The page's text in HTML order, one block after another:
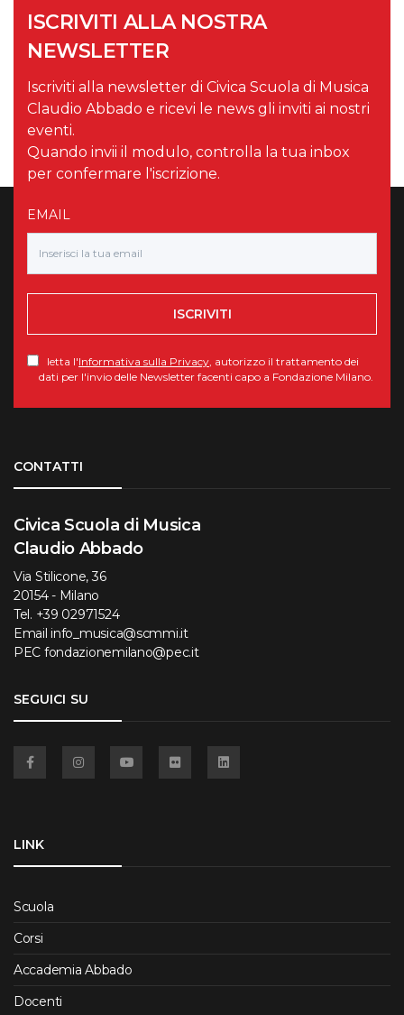
ISCRIVITI ALLA NOSTRA
NEWSLETTER
Iscriviti alla newsletter di Civica Scuola di Musica
Claudio Abbado e ricevi le news gli inviti ai nostri
eventi.
Quando invii il modulo, controlla la tua inbox
per confermare l'iscrizione.
EMAIL
ISCRIVITI
letta l'Informativa sulla Privacy, autorizzo il trattamento dei
dati per l'invio delle Newsletter facenti capo a Fondazione Milano.
CONTATTI
Civica Scuola di Musica
Claudio Abbado
Via Stilicone, 36
20154 - Milano
Tel. +39 02971524
Email info_musica@scmmi.it
PEC fondazionemilano@pec.it
SEGUICI SU
LINK
Scuola
Corsi
Accademia Abbado
Docenti